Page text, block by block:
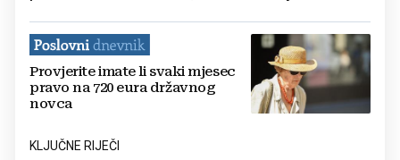
Provjerite imate li svaki mjesec
pravo na 720 eura državnog
novca
KLJUČNE RIJEČI